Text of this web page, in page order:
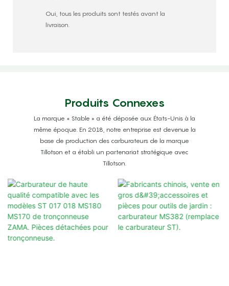
Oui, tous les produits sont testés avant la
livraison.
Produits Connexes
La marque « Stable » a été déposée aux États-Unis à la
même époque. En 2018, notre entreprise est devenue la
base de production des carburateurs de la marque
Tillotson et a établi un partenariat stratégique avec
Tillotson.